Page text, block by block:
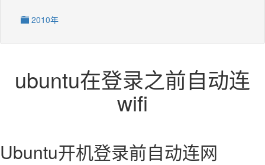
2010年
ubuntu在登录之前自动连
wifi
Ubuntu开机登录前自动连网